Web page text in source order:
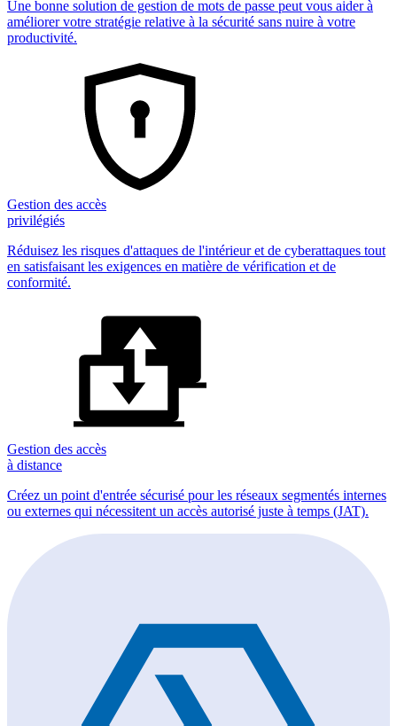
Une bonne solution de gestion de mots de passe peut vous aider à
améliorer votre stratégie relative à la sécurité sans nuire à votre
productivité.
Gestion des accès
privilégiés
Réduisez les risques d'attaques de l'intérieur et de cyberattaques tout
en satisfaisant les exigences en matière de vérification et de
conformité.
Gestion des accès
à distance
Créez un point d'entrée sécurisé pour les réseaux segmentés internes
ou externes qui nécessitent un accès autorisé juste à temps (JAT).